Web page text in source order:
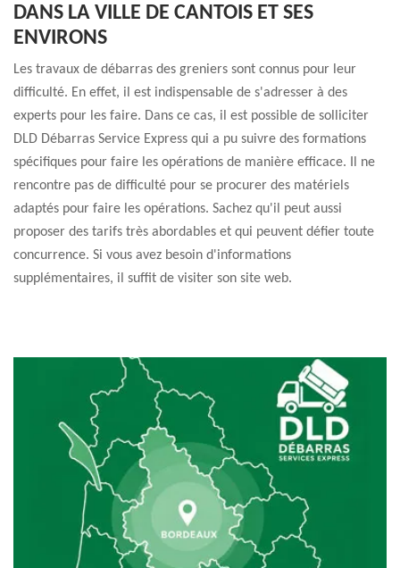
DANS LA VILLE DE CANTOIS ET SES
ENVIRONS
Les travaux de débarras des greniers sont connus pour leur
difficulté. En effet, il est indispensable de s'adresser à des
experts pour les faire. Dans ce cas, il est possible de solliciter
DLD Débarras Service Express qui a pu suivre des formations
spécifiques pour faire les opérations de manière efficace. Il ne
rencontre pas de difficulté pour se procurer des matériels
adaptés pour faire les opérations. Sachez qu'il peut aussi
proposer des tarifs très abordables et qui peuvent défier toute
concurrence. Si vous avez besoin d'informations
supplémentaires, il suffit de visiter son site web.